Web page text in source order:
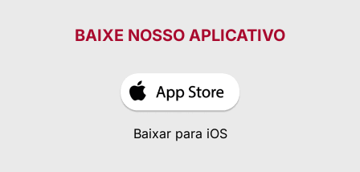
BAIXE NOSSO APLICATIVO
Baixar para iOS